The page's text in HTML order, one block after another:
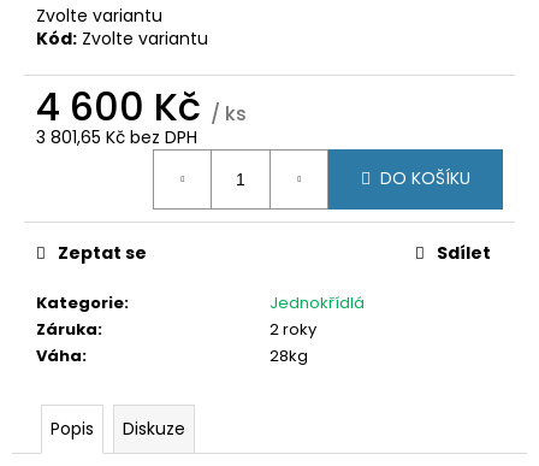
Zvolte variantu
Kód: Zvolte variantu
4 600 Kč / ks
3 801,65 Kč bez DPH
DO KOŠÍKU
Kategorie:
Jednokřídlá
Záruka:
2 roky
Váha: 28kg
Zeptat se Sdílet
Popis Diskuze
DVEŘE
200X200
KLIKA/KLIKA,
ZÁMEK,
3SKLO
BÍLÁ/BÍLÁ